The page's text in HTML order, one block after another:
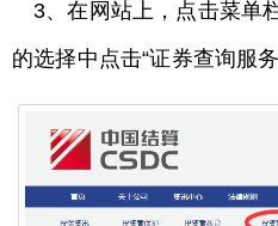
3、在网站上，点击菜单
的选择中点击“证券查询服务